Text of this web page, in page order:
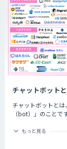
チャットボット
チャットボットと
（bot）」のことで
もっと見る